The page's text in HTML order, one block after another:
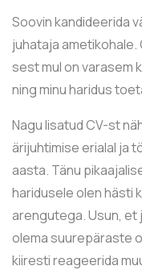
Soovin kandideerida
juhataja
sest mul on varasem
ning minu haridus
Nagu lisatud CV-st
ärijuhtimise erialal ja
aasta. Tänu
haridusele olen hästi
arengutega. Usun, et
olema suurepäraste
kiiresti reageerida